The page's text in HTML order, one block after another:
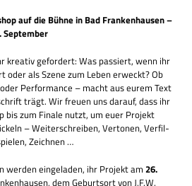
auf die Bühne in Bad Fran­ken­hau­sen –
September
krea­tiv gefor­dert: Was pas­siert, wenn ihr
oder als Szene zum Leben erweckt? Ob
Per­for­mance – macht aus eurem Text
trägt. Wir freuen uns dar­auf, dass ihr
bis zum Finale nutzt, um euer Pro­jekt
– Wei­ter­schrei­ben, Ver­to­nen, Ver­fil­
Zeichnen …
wer­den ein­ge­la­den, ihr Pro­jekt am26.
dem Geburts­ort von J.F.W.